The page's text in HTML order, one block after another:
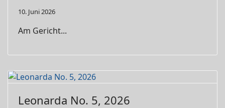
10. Juni 2026
Am Gericht...
Leonarda No. 5, 2026